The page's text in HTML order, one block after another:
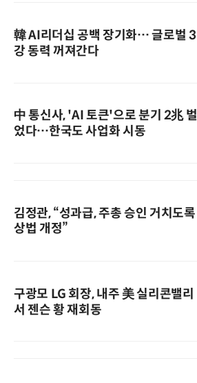
韓 AI리더십 공백 장기화… 글로벌 3
강 동력 꺼져간다
中 통신사, 'AI 토큰'으로 분기 2兆 벌
었다…한국도 사업화 시동
김정관, “성과급, 주총 승인 거치도록
상법 개정”
구광모 LG 회장, 내주 美 실리콘밸리
서 젠슨 황 재회동